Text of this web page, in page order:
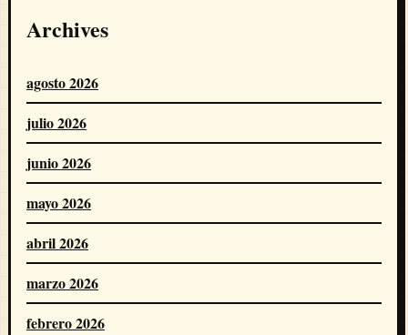
Archives
agosto 2026
julio 2026
junio 2026
mayo 2026
abril 2026
marzo 2026
febrero 2026